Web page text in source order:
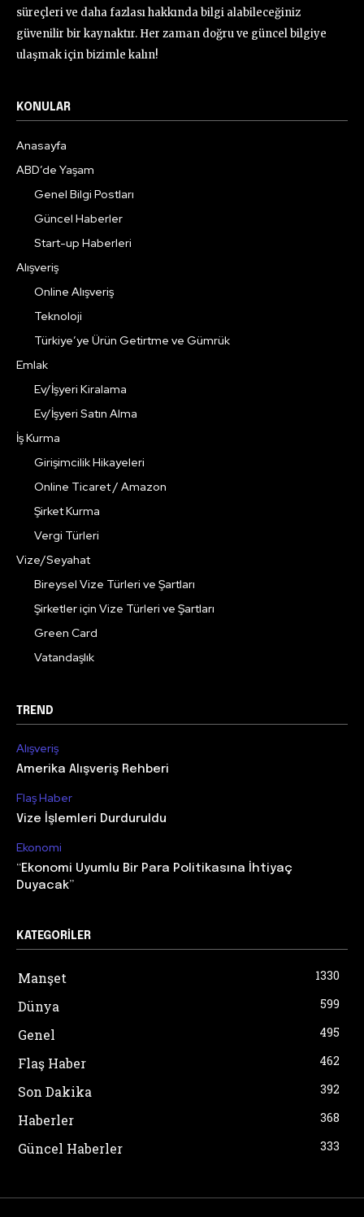
süreçleri ve daha fazlası hakkında bilgi alabileceğiniz
güvenilir bir kaynaktır. Her zaman doğru ve güncel bilgiye
ulaşmak için bizimle kalın!
KONULAR
Anasayfa
ABD’de Yaşam
Genel Bilgi Postları
Güncel Haberler
Start-up Haberleri
Alışveriş
Online Alışveriş
Teknoloji
Türkiye’ye Ürün Getirtme ve Gümrük
Emlak
Ev/İşyeri Kiralama
Ev/İşyeri Satın Alma
İş Kurma
Girişimcilik Hikayeleri
Online Ticaret / Amazon
Şirket Kurma
Vergi Türleri
Vize/Seyahat
Bireysel Vize Türleri ve Şartları
Şirketler için Vize Türleri ve Şartları
Green Card
Vatandaşlık
TREND
Alışveriş
Amerika Alışveriş Rehberi
Flaş Haber
Vize İşlemleri Durduruldu
Ekonomi
“Ekonomi Uyumlu Bir Para Politikasına İhtiyaç
Duyacak”
KATEGORILER
Manşet 1330
Dünya 599
Genel 495
Flaş Haber 462
Son Dakika 392
Haberler 368
Güncel Haberler 333